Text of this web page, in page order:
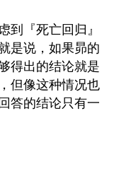
到『死亡回归』
是说，如果昴的
得出的结论就是
但像这种情况也
答的结论只有一